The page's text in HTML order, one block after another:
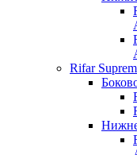
Rifar